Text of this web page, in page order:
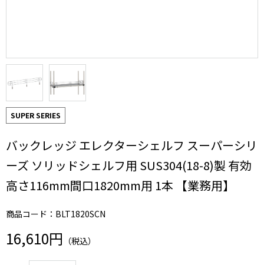
SUPER SERIES
バックレッジ エレクターシェルフ スーパーシリ
ーズ ソリッドシェルフ用 SUS304(18-8)製 有効
高さ116mm間口1820mm用 1本 【業務用】
商品コード：BLT1820SCN
16,610円 （税込）